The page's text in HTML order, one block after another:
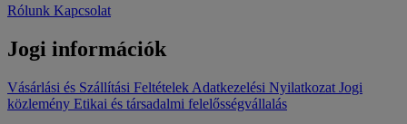
Rólunk Kapcsolat
Jogi információk
Vásárlási és Szállítási Feltételek Adatkezelési Nyilatkozat Jogi
közlemény Etikai és társadalmi felelősségvállalás